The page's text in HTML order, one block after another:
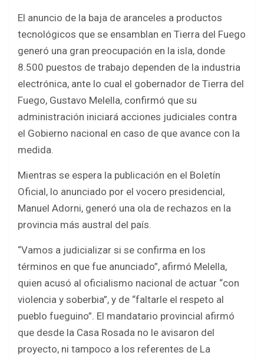
ce
b
o
o
k
tt
er
at
s
A
p
p
ar
e
El anuncio de la baja de aranceles a productos
tecnológicos que se ensamblan en Tierra del Fuego
generó una gran preocupación en la isla, donde
8.500 puestos de trabajo dependen de la industria
electrónica, ante lo cual el gobernador de Tierra del
Fuego, Gustavo Melella, confirmó que su
administración iniciará acciones judiciales contra
el Gobierno nacional en caso de que avance con la
medida.
Mientras se espera la publicación en el Boletín
Oficial, lo anunciado por el vocero presidencial,
Manuel Adorni, generó una ola de rechazos en la
provincia más austral del país.
“Vamos a judicializar si se confirma en los
términos en que fue anunciado”, afirmó Melella,
quien acusó al oficialismo nacional de actuar “con
violencia y soberbia”, y de “faltarle el respeto al
pueblo fueguino”. El mandatario provincial afirmó
que desde la Casa Rosada no le avisaron del
proyecto, ni tampoco a los referentes de La